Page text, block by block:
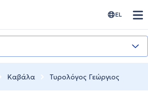
EL
Καβάλα Τυρολόγος Γεώργιος